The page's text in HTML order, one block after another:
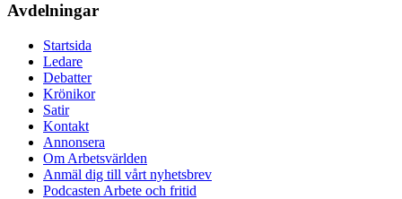
Avdelningar
Startsida
Ledare
Debatter
Krönikor
Satir
Kontakt
Annonsera
Om Arbetsvärlden
Anmäl dig till vårt nyhetsbrev
Podcasten Arbete och fritid